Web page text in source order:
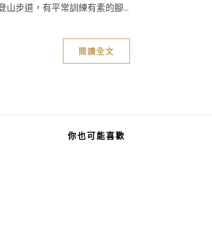
步道，有平常訓練有素的腳...
閱讀全文
你也可能喜歡